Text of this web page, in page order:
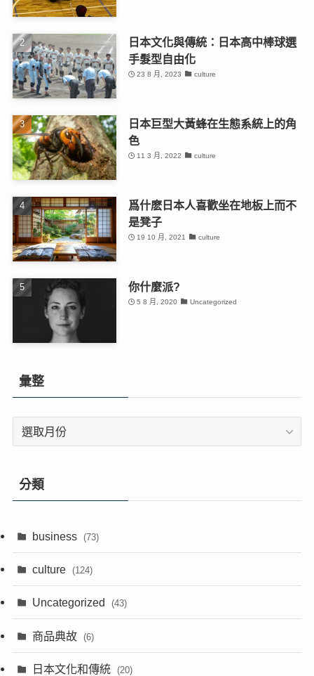
日本文化與傳統：日本高中棒球選
手髮型自由化
23 8 月, 2023 culture
日本巨型大黃蜂在生態系統上的角
色
11 3 月, 2022 culture
爲什麽日本人喜歡坐在地板上而不
是凳子
19 10 月, 2021 culture
你什麼派?
5 8 月, 2020 Uncategorized
彙整
彙
分類
business (73)
culture (124)
Uncategorized (43)
商品典故 (6)
日本文化和傳統 (20)